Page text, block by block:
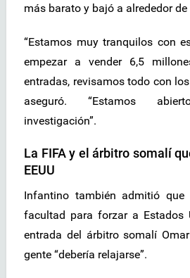
más barato y bajó a alrededor
“Estamos muy tranquilos con
empezar a vender 6,5
entradas, revisamos todo con
aseguró. “Estamos
investigación”.
La FIFA y el árbitro somalí
EEUU
Infantino también admitió
facultad para forzar a Estados
entrada del árbitro somalí
gente “debería relajarse”.